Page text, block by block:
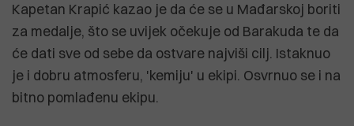
Kapetan Krapić kazao je da će se u Mađarskoj boriti
za medalje, što se uvijek očekuje od Barakuda te da
će dati sve od sebe da ostvare najviši cilj. Istaknuo
je i dobru atmosferu, 'kemiju' u ekipi. Osvrnuo se i na
bitno pomlađenu ekipu.